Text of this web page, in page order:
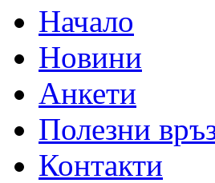
Начало
Новини
Анкети
Полезни
Контакти